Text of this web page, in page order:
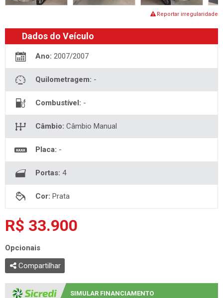
Reportar irregularidade
Dados do Veículo
Ano: 2007/2007
Quilometragem: -
Combustível: -
Câmbio: Câmbio Manual
Placa: -
Portas: 4
Cor: Prata
R$ 33.900
Opcionais
Compartilhar
SIMULAR FINANCIAMENTO